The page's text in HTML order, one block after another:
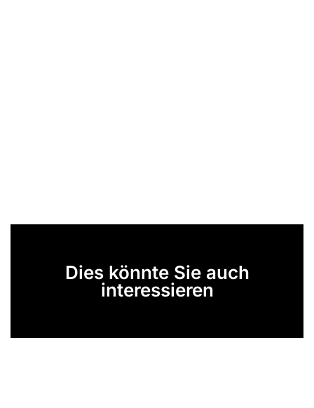
Dies könnte Sie auch
interessieren